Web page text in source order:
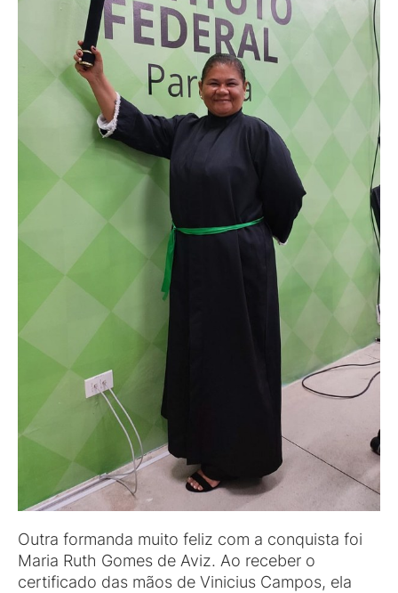
Outra formanda muito feliz com a conquista foi
Maria Ruth Gomes de Aviz. Ao receber o
certificado das mãos de Vinicius Campos, ela